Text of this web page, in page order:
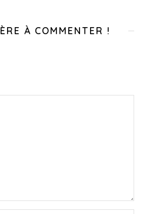
À COMMENTER !